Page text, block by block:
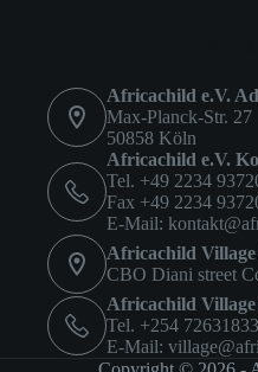
Africachild e.V.
Max-Planck-Str. 27
50858 Köln
Africachild e.V.
Tel. +49 2234
Fax +49 2234
E-Mail:
Africachild Village
CBO Diani street
Africachild
Tel. +254
E-Mail: